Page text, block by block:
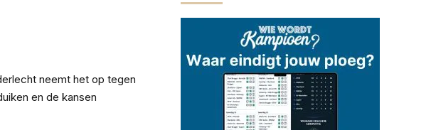
neemt het op tegen
en de kansen